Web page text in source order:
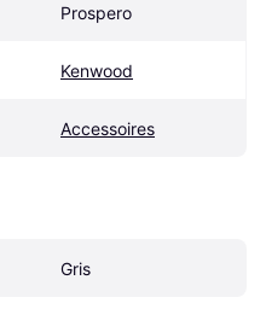
Prospero
Kenwood
Accessoires
Gris